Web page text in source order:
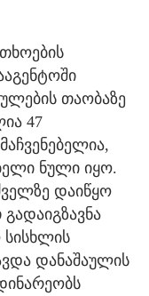
თაობაზე
47
ნული იყო.
დაიწყო
სისხლის
დანაშაულის